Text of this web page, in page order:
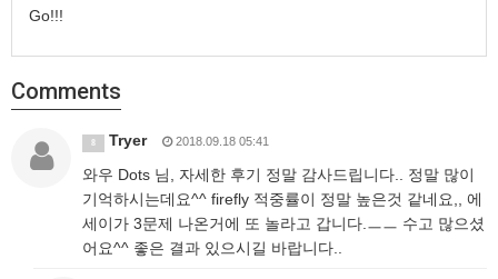
Go!!!
Comments
Tryer 2018.09.18 05:41
와우 Dots 님, 자세한 후기 정말 감사드립니다.. 정말 많이
기억하시는데요^^ firefly 적중률이 정말 높은것 같네요,, 에
세이가 3문제 나온거에 또 놀라고 갑니다.ㅡㅡ 수고 많으셨
어요^^ 좋은 결과 있으시길 바랍니다..